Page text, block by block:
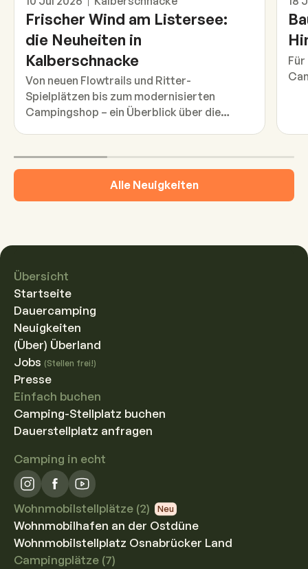
Frischer Wind am Listersee:
die Neuheiten in
Kalberschnacke
Von neuen Flowtrails und Ritter-
Spielplätzen bis zum modernisierten
Campingshop – ein Überblick über die
Alle Neuigkeiten
Übersicht
Startseite
Dauercamping
Neuigkeiten
(Über) Überland
Jobs (Stellen frei!)
Presse
Einfach buchen
Camping-Stellplatz buchen
Dauerstellplatz anfragen
Camping in echt
Wohnmobilstellplätze (2) Neu
Wohnmobilhafen an der Ostdüne
Wohnmobilstellplatz Osnabrücker Land
Campingplätze (7)